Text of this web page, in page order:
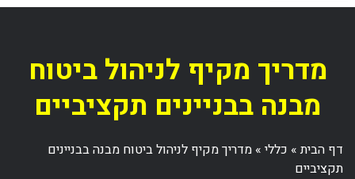
מדריך מקיף לניהול ביטוח
מבנה בבניינים תקציביים
דף הבית» כללי» מדריך מקיף לניהול ביטוח מבנה בבניינים
תקציביים